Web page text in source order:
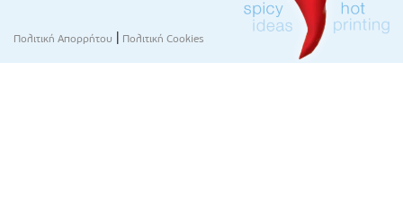
Πολιτική Απορρήτου | Πολιτική Cookies